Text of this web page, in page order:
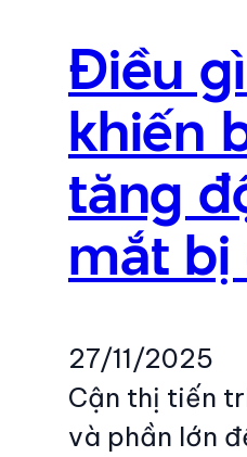
Điều
khiến
tăng
mắt bị
27/11/2025
Cận thị tiến
và phần lớn